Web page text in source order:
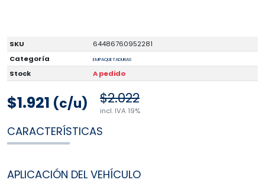
SKU
64486760952281
Categoría
EMPAQUETADURAS
Stock A pedido
$1.921 (c/u) $2.022
incl. IVA 19%
CARACTERÍSTICAS
APLICACIÓN DEL VEHÍCULO